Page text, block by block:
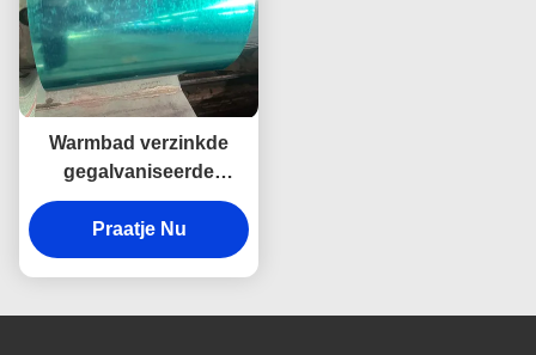
Warmbad verzinkde
gegalvaniseerde
staalrol Z20-275g ASTM
A653
Praatje Nu